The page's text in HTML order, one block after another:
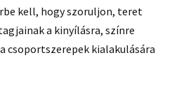
kell, hogy szoruljon, teret
a kinyílásra, színre
csoportszerepek kialakulására